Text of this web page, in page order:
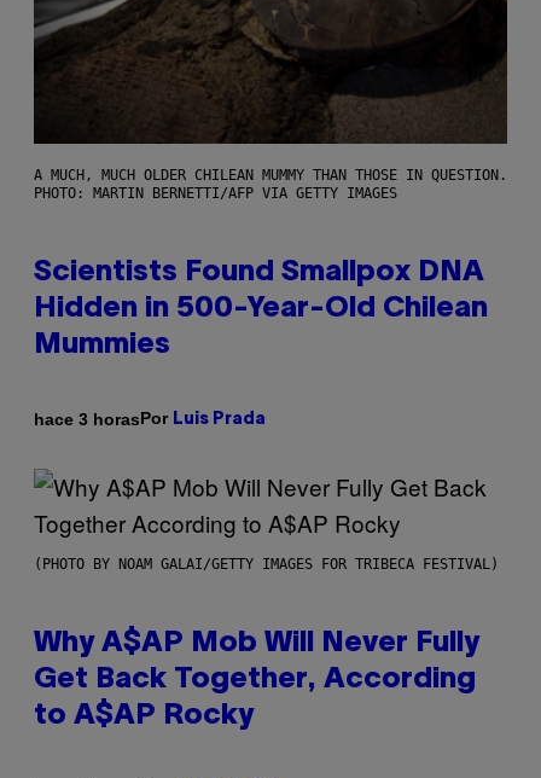
A MUCH, MUCH OLDER CHILEAN MUMMY THAN THOSE IN QUESTION.
PHOTO: MARTIN BERNETTI/AFP VIA GETTY IMAGES
Scientists Found Smallpox DNA
Hidden in 500-Year-Old Chilean
Mummies
hace 3 horasPor Luis Prada
(PHOTO BY NOAM GALAI/GETTY IMAGES FOR TRIBECA FESTIVAL)
Why A$AP Mob Will Never Fully
Get Back Together, According
to A$AP Rocky